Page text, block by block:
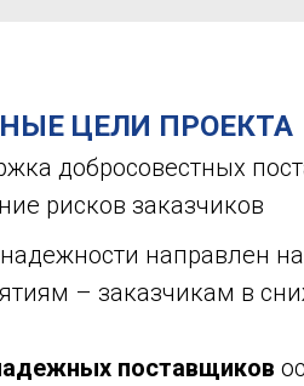
ЦЕЛИ ПРОЕКТА
добросовестных
рисков заказчиков
направлен
– заказчикам в
поставщиков